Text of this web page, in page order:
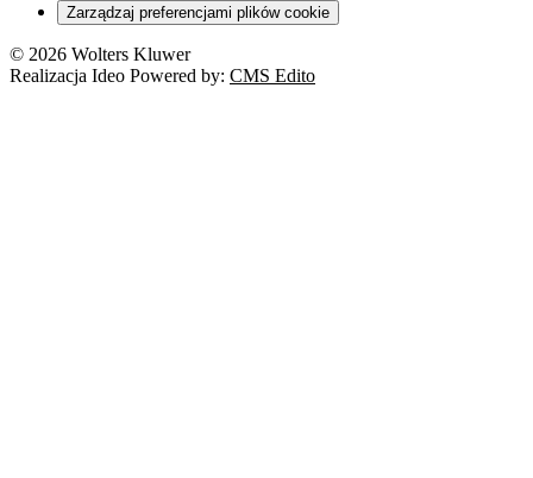
Zarządzaj preferencjami plików cookie
© 2026 Wolters Kluwer
Realizacja Ideo Powered by: CMS Edito